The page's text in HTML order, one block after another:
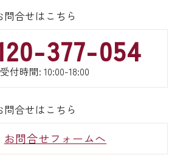
合せはこちら
377-054
受付時間: 10:00-18:00
合せはこちら
お問合せフォームへ